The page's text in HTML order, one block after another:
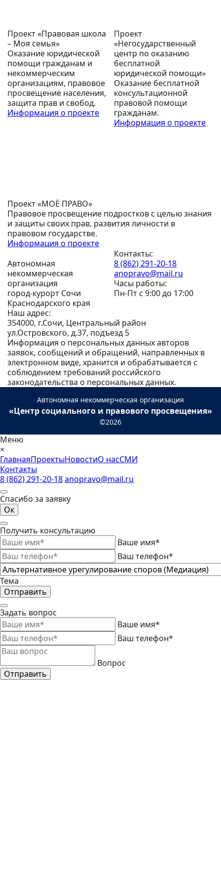
Проект «Правовая школа
– Моя семья»
Оказание юридической
помощи гражданам и
некоммерческим
организациям, правовое
просвещение населения,
защита прав и свобод.
Информация о проекте
Проект
«Негосударственный
центр по оказанию
бесплатной
юридической помощи»
Оказание бесплатной
консультационной
правовой помощи
гражданам.
Информация о проекте
Проект «МОЁ ПРАВО»
Правовое просвещение подростков с целью знания
и защиты своих прав, развития личности в
правовом государстве.
Информация о проекте
Автономная
некоммерческая
организация
город-курорт Сочи
Краснодарского края
Контакты:
8 (862) 291-20-18
anopravo@mail.ru
Часы работы:
Пн-Пт с 9:00 до 17:00
Наш адрес:
354000, г.Сочи, Центральный район
ул.Островского, д.37, подъезд 5
Информация о персональных данных авторов
заявок, сообщений и обращений, направленных в
электронном виде, хранится и обрабатывается с
соблюдением требований российского
законодательства о персональных данных.
Автономная некоммерческая организация
«Центр социального и правового просвещения»
©2026
Меню
×
ГлавнаяПроектыНовостиО насСМИ
Контакты
8 (862) 291-20-18anopravo@mail.ru
Спасибо за заявку
Ок
Получить консультацию
Ваше имя*
Ваш телефон*
Тема
Отправить
Задать вопрос
Ваше имя*
Ваш телефон*
Вопрос
Отправить